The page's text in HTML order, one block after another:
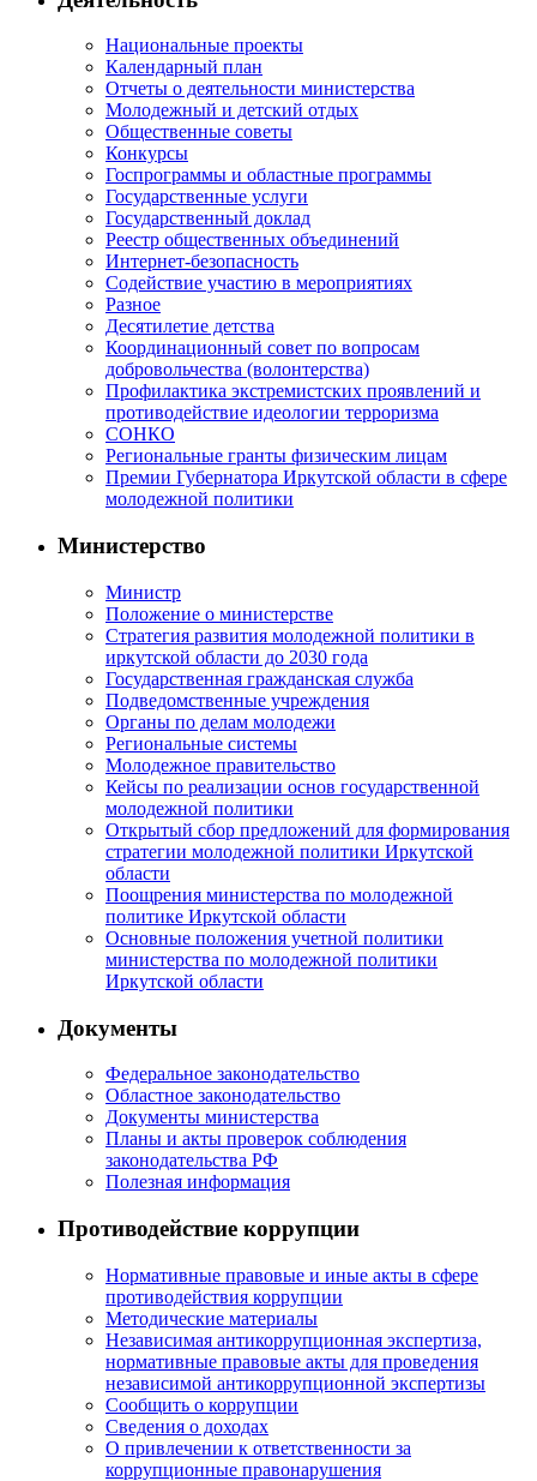
Национальные проекты
Календарный план
Отчеты о деятельности министерства
Молодежный и детский отдых
Общественные советы
Конкурсы
Госпрограммы и областные программы
Государственные услуги
Государственный доклад
Реестр общественных объединений
Интернет-безопасность
Содействие участию в мероприятиях
Разное
Десятилетие детства
Координационный совет по вопросам
добровольчества (волонтерства)
Профилактика экстремистских проявлений и
противодействие идеологии терроризма
СОНКО
Региональные гранты физическим лицам
Премии Губернатора Иркутской области в сфере
молодежной политики
Министерство
Министр
Положение о министерстве
Стратегия развития молодежной политики в
иркутской области до 2030 года
Государственная гражданская служба
Подведомственные учреждения
Органы по делам молодежи
Региональные системы
Молодежное правительство
Кейсы по реализации основ государственной
молодежной политики
Открытый сбор предложений для формирования
стратегии молодежной политики Иркутской
области
Поощрения министерства по молодежной
политике Иркутской области
Основные положения учетной политики
министерства по молодежной политики
Иркутской области
Документы
Федеральное законодательство
Областное законодательство
Документы министерства
Планы и акты проверок соблюдения
законодательства РФ
Полезная информация
Противодействие коррупции
Нормативные правовые и иные акты в сфере
противодействия коррупции
Методические материалы
Независимая антикоррупционная экспертиза,
нормативные правовые акты для проведения
независимой антикоррупционной экспертизы
Сообщить о коррупции
Сведения о доходах
О привлечении к ответственности за
коррупционные правонарушения